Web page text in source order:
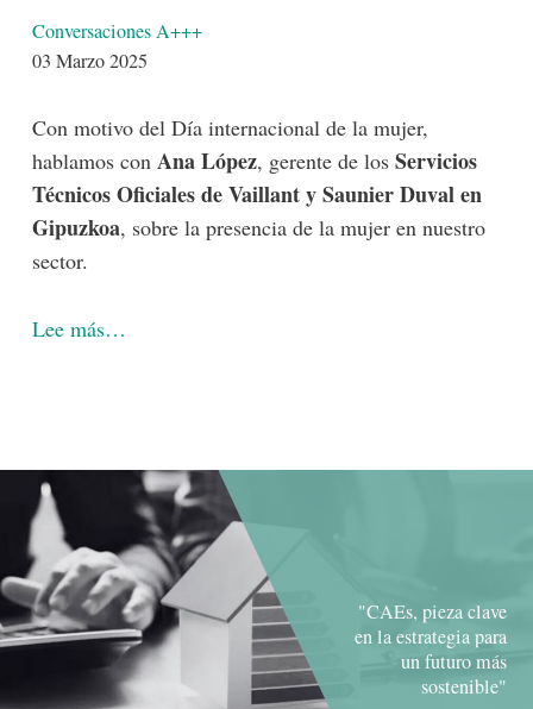
DetallesConversaciones A+++
03 Marzo 2025
Con motivo del Día internacional de la mujer,
hablamos con Ana López, gerente de los Servicios
Técnicos Oficiales de Vaillant y Saunier Duval en
Gipuzkoa, sobre la presencia de la mujer en nuestro
sector.
Lee más…
"CAEs, pieza clave
en la estrategia para
un futuro más
sostenible"